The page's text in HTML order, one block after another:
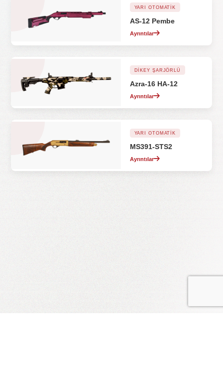
YARI OTOMATIK
AS-12 Pembe
Ayrıntılar
DIKEY ŞARJÖRLÜ
Azra-16 HA-12
Ayrıntılar
YARI OTOMATIK
MS391-STS2
Ayrıntılar